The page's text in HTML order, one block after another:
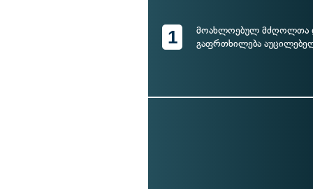
1
მოახლოებულ
გაფრთხილება